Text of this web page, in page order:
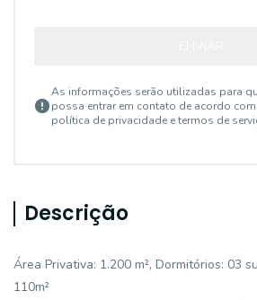
As informações serão utilizadas para
possa entrar em contato de acordo com
política de privacidade e termos de
Descrição
Área Privativa: 1.200 m², Dormitórios: 03
110m²